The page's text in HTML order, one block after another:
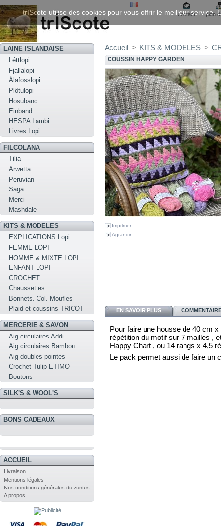
contact plan
LAINE ISLANDAISE
Léttlopi
Fjallalopi
Álafosslopi
Plötulopi
Hosuband
Einband
HESPA Lambi
Livres Lopi
FILCOLANA
Tilia
Arwetta
Peruvian
Saga
Merci
Mashdale
KITS & MODELES
EXPLICATIONS Lopi
FEMME LOPI
HOMME & MIXTE LOPI
ENFANT LOPI
CROCHET
Chaussettes
Bonnets, Col, Moufles
Plaid et coussins TRICOT
MERCERIE & SAVON
Aig circulaires Addi
Aig circulaires Bambou
Aig doubles pointes
Crochet Tulip ETIMO
Boutons
SILK'S & WOOL'S
BONS CADEAUX
ACCUEIL
Livraison
Mentions légales
Nos conditions générales de ventes
A propos
Accueil > KITS & MODELES >
COUSSIN HAPPY GARDEN
Imprimer
Agrandir
EN SAVOIR PLUS
Pour faire une housse de 40 cm
répétition du motif sur 7 mailles ,
Happy Chart , ou 14 rangs x 4,5
Le pack permet aussi de faire un
trIScote utilise des cookies pour vous offrir le meilleur